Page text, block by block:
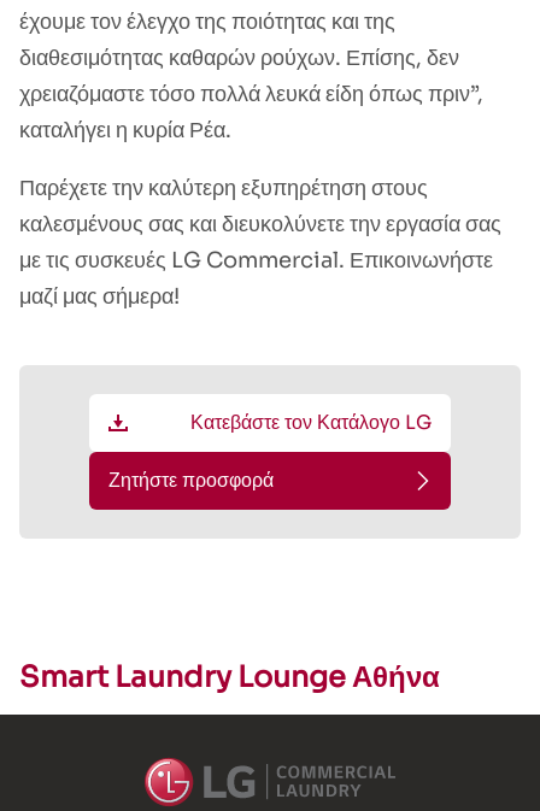
έχουμε τον έλεγχο της ποιότητας και της
διαθεσιμότητας καθαρών ρούχων. Επίσης, δεν
χρειαζόμαστε τόσο πολλά λευκά είδη όπως πριν”,
καταλήγει η κυρία Ρέα.
Παρέχετε την καλύτερη εξυπηρέτηση στους
καλεσμένους σας και διευκολύνετε την εργασία σας
με τις συσκευές LG Commercial. Επικοινωνήστε
μαζί μας σήμερα!
Κατεβάστε τον Κατάλογο LG
Ζητήστε προσφορά
Smart Laundry Lounge Αθήνα